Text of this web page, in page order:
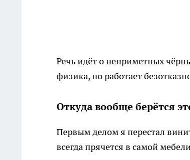
Речь идёт о неприметных
физика, но работает
Откуда вообще берётся
Первым делом я перестал
всегда прячется в самой